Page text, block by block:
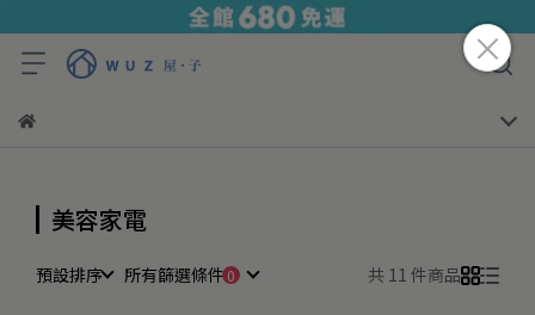
美容家電
預設排序 所有篩選條件 共 11 件商品